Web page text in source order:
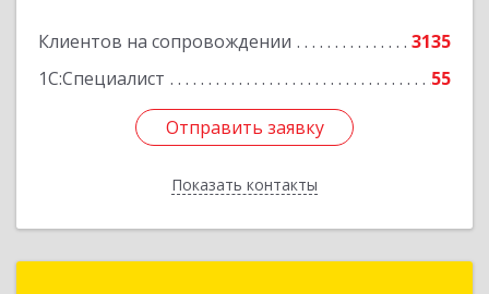
Клиентов на сопровождении
3135
1С:Специалист
55
Отправить заявку
Показать контакты
Отправить заявку
Назад